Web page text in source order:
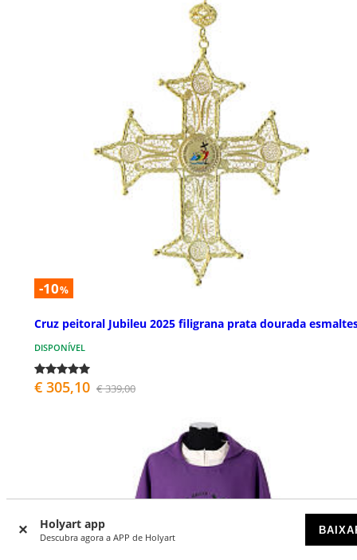
Holyart app
Descubra agora a APP de Holyart
-10%
Cruz peitoral Jubileu 2025 filigrana prata dourada
DISPONÍVEL
€ 305,10 € 339,00